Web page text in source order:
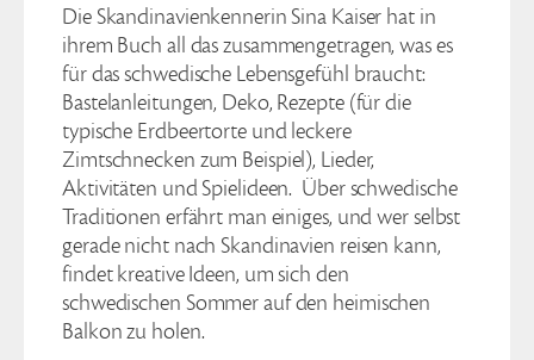
Die Skandinavienkennerin Sina Kaiser hat in
ihrem Buch all das zusammengetragen, was es
für das schwedische Lebensgefühl braucht:
Bastelanleitungen, Deko, Rezepte (für die
typische Erdbeertorte und leckere
Zimtschnecken zum Beispiel), Lieder,
Aktivitäten und Spielideen. Über schwedische
Traditionen erfährt man einiges, und wer selbst
gerade nicht nach Skandinavien reisen kann,
findet kreative Ideen, um sich den
schwedischen Sommer auf den heimischen
Balkon zu holen.